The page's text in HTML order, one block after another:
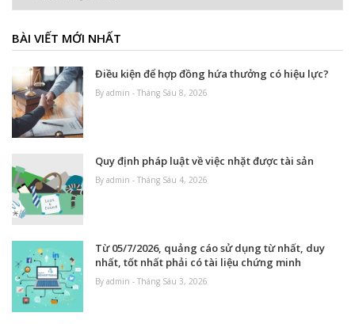
BÀI VIẾT MỚI NHẤT
Điều kiện để hợp đồng hứa thưởng có hiệu lực?
By admin - Tháng Sáu 8, 2026
Quy định pháp luật về việc nhặt được tài sản
By admin - Tháng Sáu 4, 2026
Từ 05/7/2026, quảng cáo sử dụng từ nhất, duy
nhất, tốt nhất phải có tài liệu chứng minh
By admin - Tháng Sáu 3, 2026